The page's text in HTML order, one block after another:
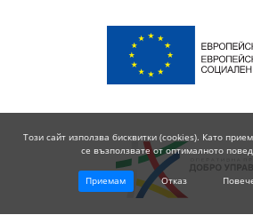
Този сайт използва бисквитки (cookies). Като
се възползвате от оптималното
Приемам Отказ